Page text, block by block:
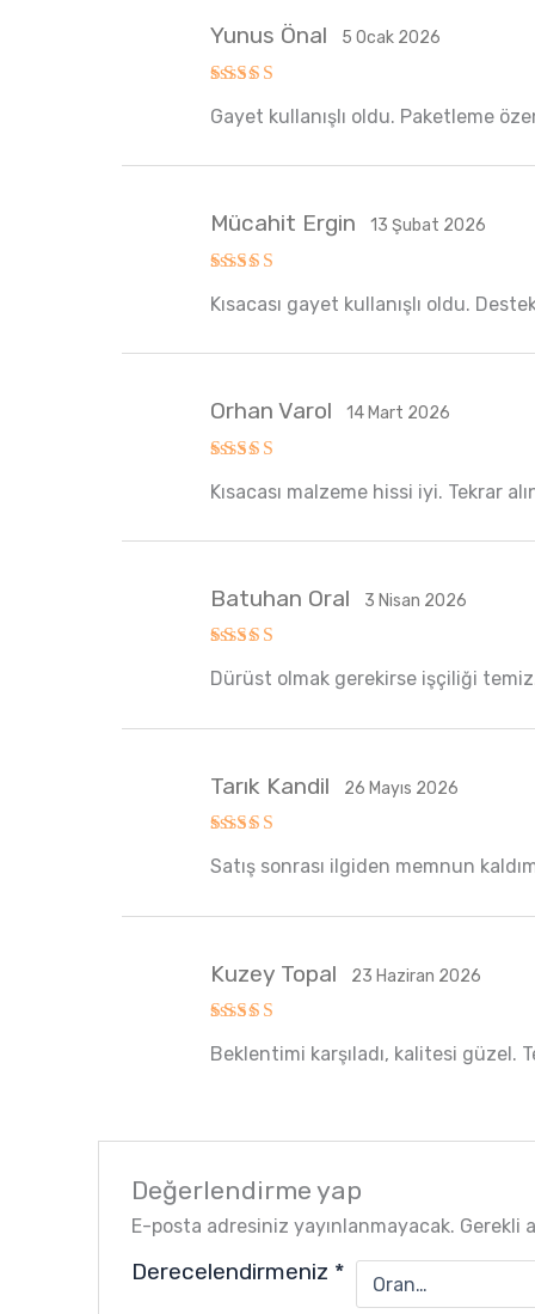
5oy aldı
Yunus Önal 5 Ocak 2026
Gayet kullanışlı oldu. Paketleme
5oy aldı
Mücahit Ergin 13 Şubat 2026
Kısacası gayet kullanışlı oldu.
5oy aldı
Orhan Varol 14 Mart 2026
Kısacası malzeme hissi iyi. Tekrar
5oy aldı
Batuhan Oral 3 Nisan 2026
Dürüst olmak gerekirse işçiliği
5oy aldı
Tarık Kandil 26 Mayıs 2026
Satış sonrası ilgiden memnun
5oy aldı
Kuzey Topal 23 Haziran 2026
Beklentimi karşıladı, kalitesi güzel.
Değerlendirme yap
E-posta adresiniz yayınlanmayacak. Gerekli
Derecelendirmeniz *